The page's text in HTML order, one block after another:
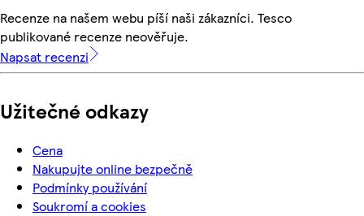
Recenze na našem webu píší naši zákazníci. Tesco
publikované recenze neověřuje.
Napsat recenzi
Užitečné odkazy
Cena
Nakupujte online bezpečně
Podmínky používání
Soukromí a cookies